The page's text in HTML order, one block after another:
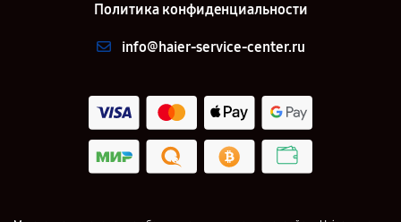
Политика конфиденциальности
info@haier-service-center.ru